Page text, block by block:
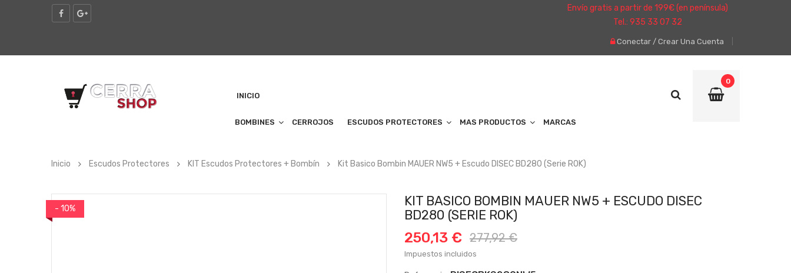
Envío gratis a partir de 199€ (en península)
Tel.: 935 33 07 32
Conectar / Crear Una Cuenta
INICIO
BOMBINES CERROJOS ESCUDOS PROTECTORES MAS PRODUCTOS MARCAS
0
Inicio Escudos Protectores KIT Escudos Protectores + Bombín Kit Basico Bombin MAUER NW5 + Escudo DISEC BD280 (Serie ROK)
- 10%
KIT BASICO BOMBIN MAUER NW5 + ESCUDO DISEC
BD280 (SERIE ROK)
250,13 € 277,92 €
Impuestos incluidos